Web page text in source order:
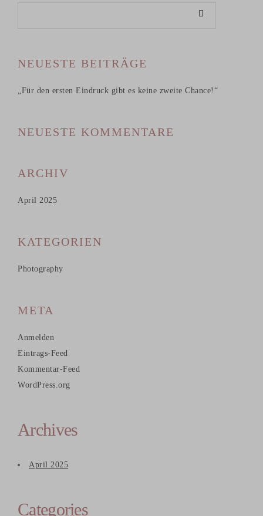
NEUESTE BEITRÄGE
„Für den ersten Eindruck gibt es keine zweite Chance!“
NEUESTE KOMMENTARE
ARCHIV
April 2025
KATEGORIEN
Photography
META
Anmelden
Eintrags-Feed
Kommentar-Feed
WordPress.org
Archives
April 2025
Categories